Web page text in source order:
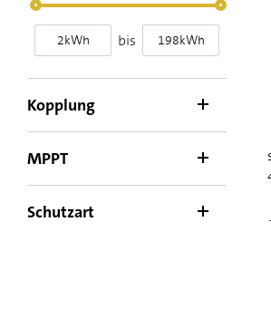
bis
Kopplung
MPPT
Schutzart